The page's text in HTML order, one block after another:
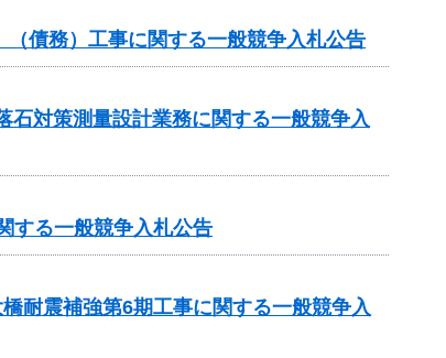
債務）工事に関する一般競争入札公告
対策測量設計業務に関する一般競争入
する一般競争入札公告
耐震補強第6期工事に関する一般競争入